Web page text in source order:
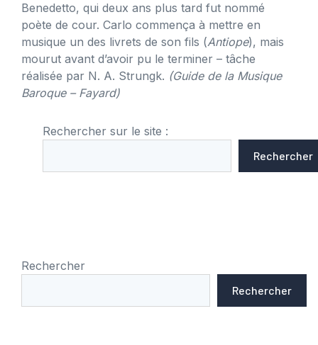
Benedetto, qui deux ans plus tard fut nommé
poète de cour. Carlo commença à mettre en
musique un des livrets de son fils (Antiope), mais
mourut avant d’avoir pu le terminer – tâche
réalisée par N. A. Strungk. (Guide de la Musique
Baroque – Fayard)
Rechercher sur le site :
Rechercher
Rechercher
Rechercher